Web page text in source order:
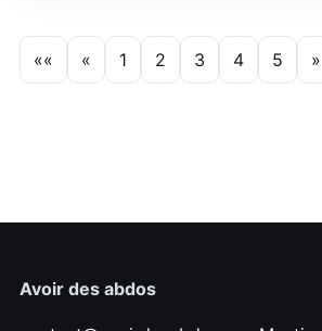
«« « 1 2 3 4 5 »
Avoir des abdos